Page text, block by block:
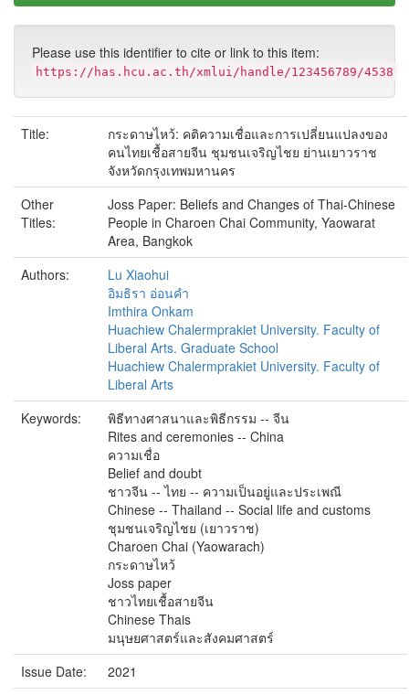
Please use this identifier to cite or link to this item:
https://has.hcu.ac.th/xmlui/handle/123456789/4538
Title:
กระดาษไหว้: คติความเชื่อและการเปลี่ยนแปลงของ
คนไทยเชื้อสายจีน ชุมชนเจริญไชย ย่านเยาวราช
จังหวัดกรุงเทพมหานคร
Other
Titles:
Joss Paper: Beliefs and Changes of Thai-Chinese
People in Charoen Chai Community, Yaowarat
Area, Bangkok
Authors:
Lu Xiaohui
อิมธิรา อ่อนคำ
Imthira Onkam
Huachiew Chalermprakiet University. Faculty of
Liberal Arts. Graduate School
Huachiew Chalermprakiet University. Faculty of
Liberal Arts
Keywords:
พิธีทางศาสนาและพิธีกรรม -- จีน
Rites and ceremonies -- China
ความเชื่อ
Belief and doubt
ชาวจีน -- ไทย -- ความเป็นอยู่และประเพณี
Chinese -- Thailand -- Social life and customs
ชุมชนเจริญไชย (เยาวราช)
Charoen Chai (Yaowarach)
กระดาษไหว้
Joss paper
ชาวไทยเชื้อสายจีน
Chinese Thais
มนุษยศาสตร์และสังคมศาสตร์
Issue Date:
2021